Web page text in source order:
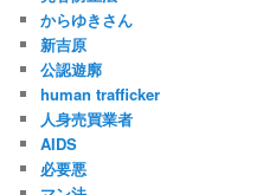
からゆきさん
新吉原
公認遊廓
human trafficker
人身売買業者
AIDS
必要悪